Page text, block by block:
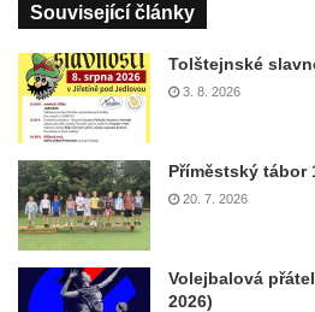
Související články
Tolštejnské
3. 8. 2026
Příměstský tábor
20. 7. 2026
Volejbalová
2026)